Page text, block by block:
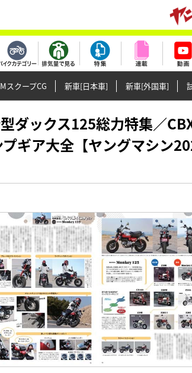
スクープCG 新車[日本車] 新車[外国車]
ダックス125総力特集／
ギア大全【ヤングマシン